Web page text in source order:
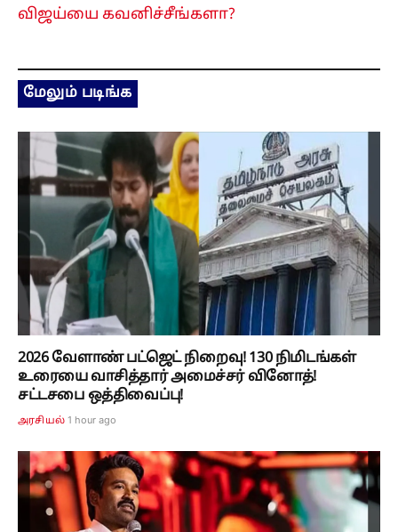
விஜய்யை கவனிச்சீங்களா?
மேலும் படிங்க
2026 வேளாண் பட்ஜெட் நிறைவு! 130 நிமிடங்கள்
உரையை வாசித்தார் அமைச்சர் வினோத்!
சட்டசபை ஒத்திவைப்பு!
அரசியல் 1 hour ago